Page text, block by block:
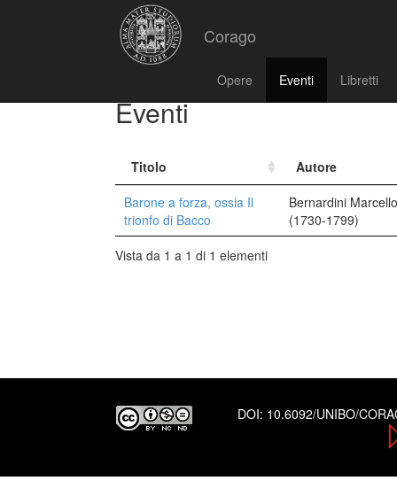
Corago
Opere Eventi Libretti
Eventi
Titolo
Autore
Barone a forza, ossia Il
trionfo di Bacco
Bernardini Marcello
(1730-1799)
Vista da 1 a 1 di 1 elementi
DOI: 10.6092/UNIBO/